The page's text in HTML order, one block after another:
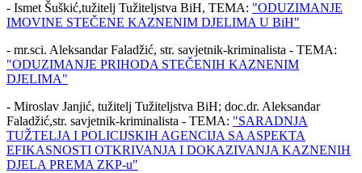
- Ismet Šuškić,tužitelj Tužiteljstva BiH, TEMA: "ODUZIMANJE
IMOVINE STEČENE KAZNENIM DJELIMA U BiH"
- mr.sci. Aleksandar Faladžić, str. savjetnik-kriminalista - TEMA:
"ODUZIMANJE PRIHODA STEČENIH KAZNENIM
DJELIMA"
- Miroslav Janjić, tužitelj Tužiteljstva BiH; doc.dr. Aleksandar
Faladžić,str. savjetnik-kriminalista - TEMA: "SARADNJA
TUŽTELJA I POLICIJSKIH AGENCIJA SA ASPEKTA
EFIKASNOSTI OTKRIVANJA I DOKAZIVANJA KAZNENIH
DJELA PREMA ZKP-u"